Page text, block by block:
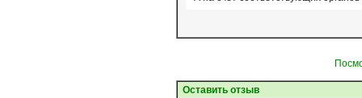
Оставить отзыв